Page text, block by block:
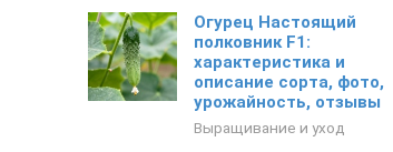
Огурец Настоящий
полковник F1:
характеристика и
описание сорта, фото,
урожайность, отзывы
Выращивание и уход